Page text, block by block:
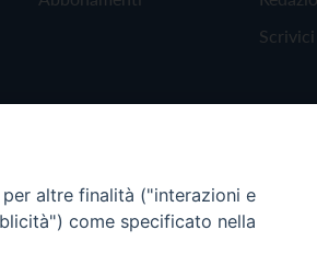
Scrivici
altre finalità ("interazioni e
come specificato nella